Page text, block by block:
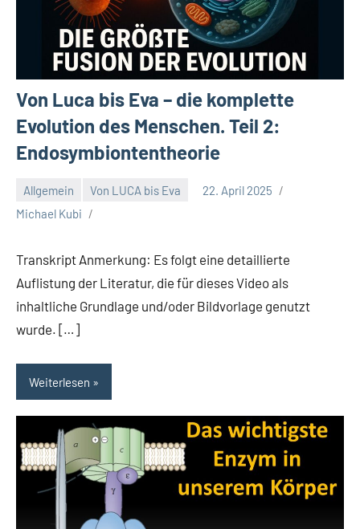
Von Luca bis Eva – die komplette
Evolution des Menschen. Teil 2:
Endosymbiontentheorie
Allgemein Von LUCA bis Eva
22. April 2025
Michael Kubi
Transkript Anmerkung: Es folgt eine detaillierte
Auflistung der Literatur, die für dieses Video als
inhaltliche Grundlage und/oder Bildvorlage genutzt
wurde. […]
Weiterlesen